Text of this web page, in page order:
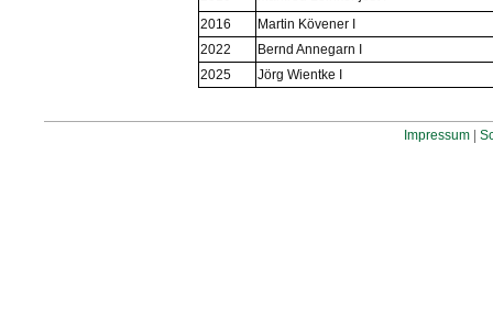
2016
Martin Kövener I
2022
Bernd Annegarn I
2025
Jörg Wientke I
Impressum